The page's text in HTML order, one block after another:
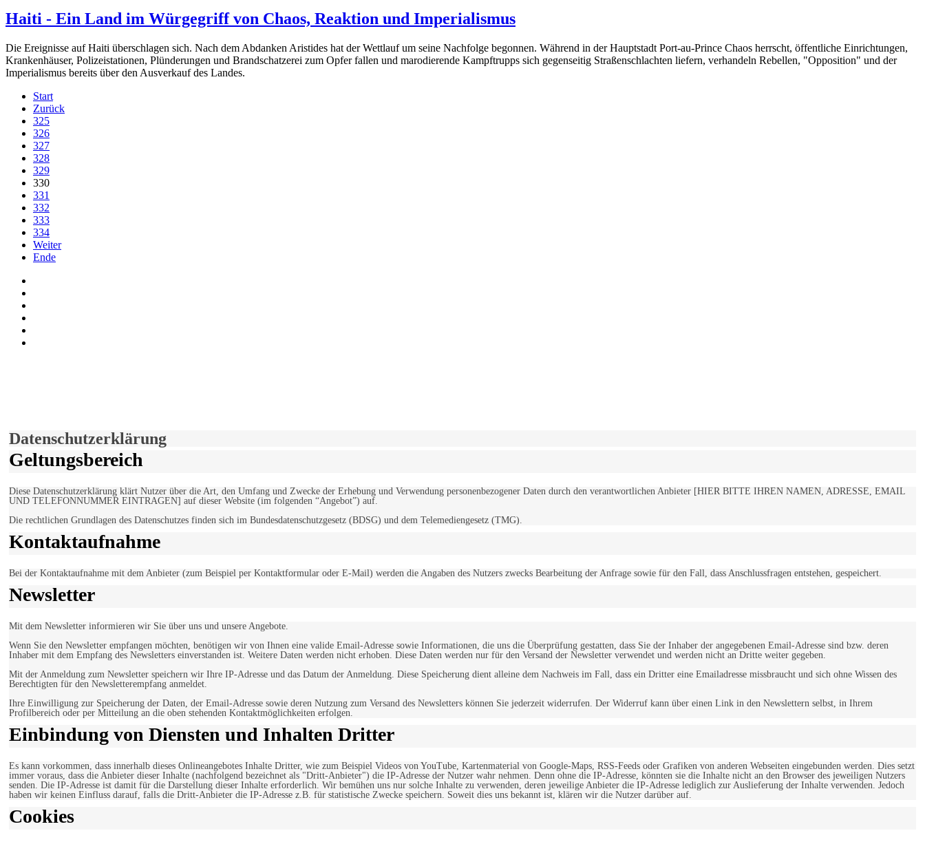
Haiti - Ein Land im Würgegriff von Chaos, Reaktion und Imperialismus
Die Ereignisse auf Haiti überschlagen sich. Nach dem Abdanken Aristides hat der Wettlauf um seine Nachfolge begonnen. Während in der Hauptstadt Port-au-Prince Chaos herrscht, öffentliche Einrichtungen,
Krankenhäuser, Polizeistationen, Plünderungen und Brandschatzerei zum Opfer fallen und marodierende Kampftrupps sich gegenseitig Straßenschlachten liefern, verhandeln Rebellen, "Opposition" und der
Imperialismus bereits über den Ausverkauf des Landes.
Start
Zurück
325
326
327
328
329
330
331
332
333
334
Weiter
Ende
Datenschutzerklärung
Geltungsbereich
Diese Datenschutzerklärung klärt Nutzer über die Art, den Umfang und Zwecke der Erhebung und Verwendung personenbezogener Daten durch den verantwortlichen Anbieter [HIER BITTE IHREN NAMEN, ADRESSE, EMAIL
UND TELEFONNUMMER EINTRAGEN] auf dieser Website (im folgenden “Angebot”) auf.
Die rechtlichen Grundlagen des Datenschutzes finden sich im Bundesdatenschutzgesetz (BDSG) und dem Telemediengesetz (TMG).
Kontaktaufnahme
Bei der Kontaktaufnahme mit dem Anbieter (zum Beispiel per Kontaktformular oder E-Mail) werden die Angaben des Nutzers zwecks Bearbeitung der Anfrage sowie für den Fall, dass Anschlussfragen entstehen, gespeichert.
Newsletter
Mit dem Newsletter informieren wir Sie über uns und unsere Angebote.
Wenn Sie den Newsletter empfangen möchten, benötigen wir von Ihnen eine valide Email-Adresse sowie Informationen, die uns die Überprüfung gestatten, dass Sie der Inhaber der angegebenen Email-Adresse sind bzw. deren
Inhaber mit dem Empfang des Newsletters einverstanden ist. Weitere Daten werden nicht erhoben. Diese Daten werden nur für den Versand der Newsletter verwendet und werden nicht an Dritte weiter gegeben.
Mit der Anmeldung zum Newsletter speichern wir Ihre IP-Adresse und das Datum der Anmeldung. Diese Speicherung dient alleine dem Nachweis im Fall, dass ein Dritter eine Emailadresse missbraucht und sich ohne Wissen des
Berechtigten für den Newsletterempfang anmeldet.
Ihre Einwilligung zur Speicherung der Daten, der Email-Adresse sowie deren Nutzung zum Versand des Newsletters können Sie jederzeit widerrufen. Der Widerruf kann über einen Link in den Newslettern selbst, in Ihrem
Profilbereich oder per Mitteilung an die oben stehenden Kontaktmöglichkeiten erfolgen.
Einbindung von Diensten und Inhalten Dritter
Es kann vorkommen, dass innerhalb dieses Onlineangebotes Inhalte Dritter, wie zum Beispiel Videos von YouTube, Kartenmaterial von Google-Maps, RSS-Feeds oder Grafiken von anderen Webseiten eingebunden werden. Dies setzt
immer voraus, dass die Anbieter dieser Inhalte (nachfolgend bezeichnet als "Dritt-Anbieter") die IP-Adresse der Nutzer wahr nehmen. Denn ohne die IP-Adresse, könnten sie die Inhalte nicht an den Browser des jeweiligen Nutzers
senden. Die IP-Adresse ist damit für die Darstellung dieser Inhalte erforderlich. Wir bemühen uns nur solche Inhalte zu verwenden, deren jeweilige Anbieter die IP-Adresse lediglich zur Auslieferung der Inhalte verwenden. Jedoch
haben wir keinen Einfluss darauf, falls die Dritt-Anbieter die IP-Adresse z.B. für statistische Zwecke speichern. Soweit dies uns bekannt ist, klären wir die Nutzer darüber auf.
Cookies